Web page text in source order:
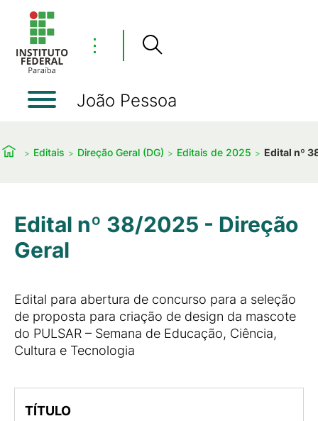
⋮
João Pessoa
Editais Direção Geral (DG) Editais de 2025 Edital nº
Edital nº 38/2025 - Direção
Geral
Edital para abertura de concurso para a seleção
de proposta para criação de design da mascote
do PULSAR – Semana de Educação, Ciência,
Cultura e Tecnologia
TÍTULO